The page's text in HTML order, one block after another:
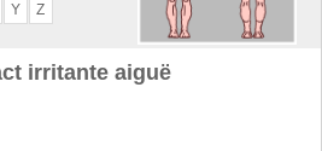
Y Z
irritante aiguë